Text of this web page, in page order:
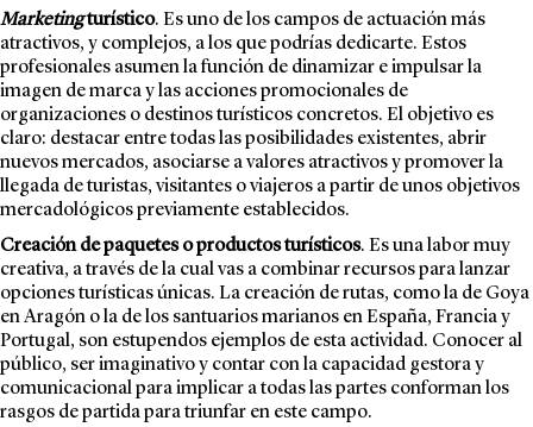
Marketingturístico. Es uno de los campos de actuación más
atractivos, y complejos, a los que podrías dedicarte. Estos
profesionales asumen la función de dinamizar e impulsar la
imagen de marca y las acciones promocionales de
organizaciones o destinos turísticos concretos. El objetivo es
claro: destacar entre todas las posibilidades existentes, abrir
nuevos mercados, asociarse a valores atractivos y promover la
llegada de turistas, visitantes o viajeros a partir de unos objetivos
mercadológicos previamente establecidos.
Creación de paquetes o productos turísticos. Es una labor muy
creativa, a través de la cual vas a combinar recursos para lanzar
opciones turísticas únicas. La creación de rutas, como la de Goya
en Aragón o la de los santuarios marianos en España, Francia y
Portugal, son estupendos ejemplos de esta actividad. Conocer al
público, ser imaginativo y contar con la capacidad gestora y
comunicacional para implicar a todas las partes conforman los
rasgos de partida para triunfar en este campo.